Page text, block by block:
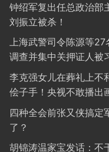
钟绍军复出任总政治部
刘振立被杀！
上海武警司令陈源等
调查并集中关押证人被
李克强女儿在葬礼上不
侩子手！央视不敢播出
四种全会前张又侠搞定
了？
胡锦涛温家宝发话：不